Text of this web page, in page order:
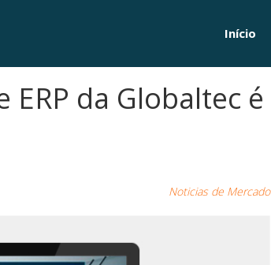
Início
da Globaltec é
Noticias de Mercado